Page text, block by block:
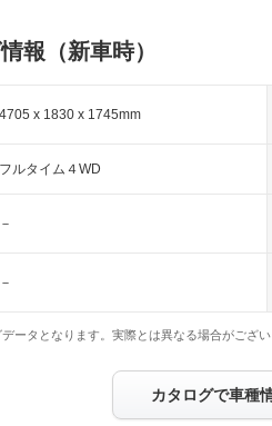
報（新車時）
4705 x 1830 x 1745mm
フルタイム４WD
－
－
ータとなります。実際とは異なる場合がござ
カタログで車種